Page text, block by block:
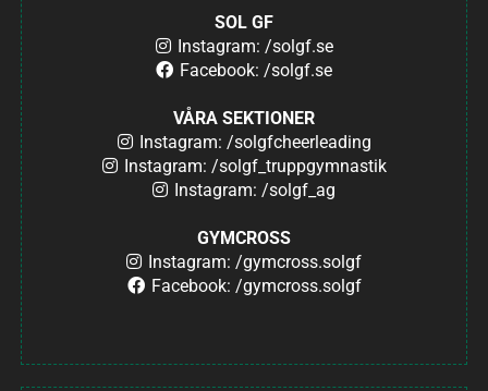
SOL GF
Instagram: /solgf.se
Facebook: /solgf.se
VÅRA SEKTIONER
Instagram: /solgfcheerleading
Instagram: /solgf_truppgymnastik
Instagram: /solgf_ag
GYMCROSS
Instagram: /gymcross.solgf
Facebook: /gymcross.solgf